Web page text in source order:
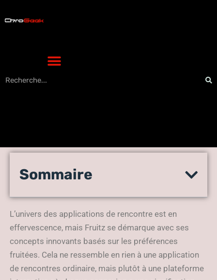
Voir ses likes sur Fruitz sans
surprenante et efficace
Sommaire
L’univers des applications de rencontre est en
effervescence, mais Fruitz se démarque avec ses
concepts innovants basés sur les préférences
fruitées. Cela ne ressemble en rien à une application
de rencontres ordinaire, mais plutôt à une plateforme